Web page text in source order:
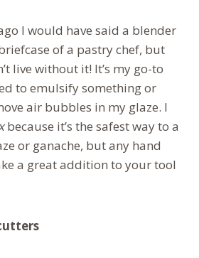
I would have said a blender
of a pastry chef, but
live without it! It’s my go-to
to emulsify something or
air bubbles in my glaze. I
because it’s the safest way to a
or ganache, but any hand
a great addition to your tool